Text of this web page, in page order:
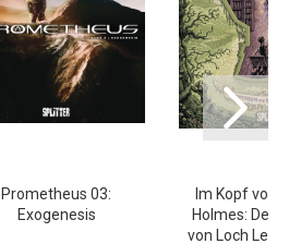
Prometheus 03:
Exogenesis
Im Kopf von
Holmes: Der
von Loch